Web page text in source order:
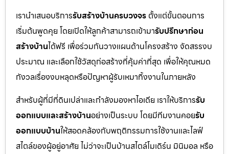
เรานำเสนอบริการรับสร้างบ้านครบวงจร ตั้งแต่ขั้นตอนการ
เริ่มต้นพูดคุย โดยเปิดให้ลูกค้าสามารถเข้ามารับปรึกษาก่อน
สร้างบ้านได้ฟรี เพื่อร่วมกันวางแผนด้านโครงสร้าง จัดสรรงบ
ประมาณ และเลือกใช้วัสดุก่อสร้างที่คุ้มค่าที่สุด เพื่อให้คุณหมด
กังวลเรื่องงบหลุดหรือปัญหาผู้รับเหมาทิ้งงานในภายหลัง
สำหรับผู้ที่มีที่ดินเปล่าและกำลังมองหาไอเดีย เราให้บริการรับ
ออกแบบและสร้างบ้านอย่างเป็นระบบ โดยมีทีมงานคอยรับ
ออกแบบบ้านให้สอดคล้องกับพฤติกรรมการใช้งานและไลฟ์
สไตล์ของผู้อยู่อาศัย ไม่ว่าจะเป็นบ้านสไตล์โมเดิร์น มินิมอล หรือ